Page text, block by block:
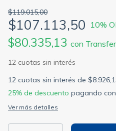
$119.015,00
$107.113,50 10%
$80.335,13 con
12 cuotas sin interés de
25% de descuento pagando
Ver más detalles